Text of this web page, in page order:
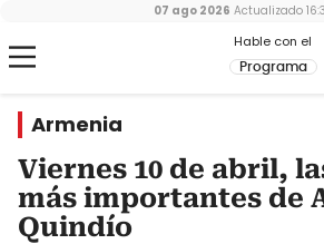
Hable con el
Programa
07 ago 2026 Actualizado
Armenia
Viernes 10 de abril,
más importantes de
Quindío